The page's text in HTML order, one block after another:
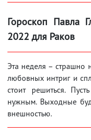
Гороскоп Павла
2022 для Раков
Эта неделя – страшно
любовных интриг и
стоит решиться.
нужным. Выходные
внешностью.